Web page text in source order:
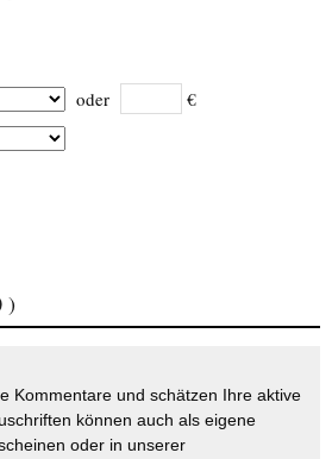
oder €
)
Kommentare und schätzen Ihre aktive
können auch als eigene
oder in unserer